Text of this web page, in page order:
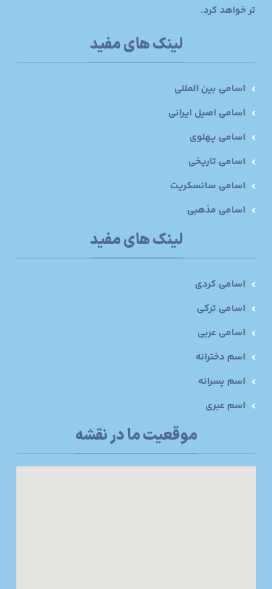
تر خواهد کرد.
لینک های مفید
اسامی بین المللی
اسامی اصیل ایرانی
اسامی پهلوی
اسامی تاریخی
اسامی سانسکریت
اسامی مذهبی
لینک های مفید
اسامی کردی
اسامی ترکی
اسامی عربی
اسم دخترانه
اسم پسرانه
اسم عبری
موقعیت ما در نقشه